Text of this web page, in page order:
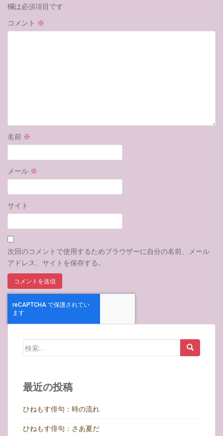
欄は必須項目です
コメント ※
名前 ※
メール ※
サイト
次回のコメントで使用するためブラウザーに自分の名前、メール
アドレス、サイトを保存する。
検
最近の投稿
ひねもす俳句：時の流れ
ひねもす俳句：さあ夏だ